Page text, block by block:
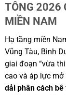
TÔNG 2026
MIỀN NAM
Hạ tầng miền
Vũng Tàu, Bình
giai đoạn “vừa
cao và áp lực mở
dải phân cách bê